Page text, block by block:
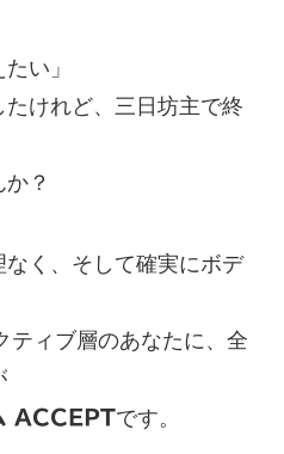
い」
けれど、三日坊主で終
？
く、そして確実にボデ
ティブ層のあなたに、全
ACCEPTです。